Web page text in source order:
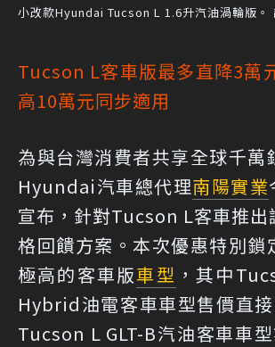
小改款Hyundai Tucson L 1.6升汽油渦輪版。
Tucson L客車版最多直降3萬
高10萬元同步適用
為與台灣消費者共享全球千萬
Hyundai汽車總代理南陽實業
宣布，針對Tucson L客車推出
格回饋方案。本次優惠特別鎖
極高的客車版車型 ，其中
Hybrid油電客車車型售價直接
Tucson L GLT-B汽油客車車